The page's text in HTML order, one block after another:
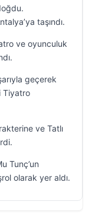
taşındı.
ve oyunculuk
geçerek
Tiyatro
ve Tatlı
Tunç’un
olarak yer aldı.